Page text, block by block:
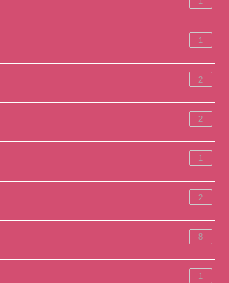
1
2
2
1
2
8
1